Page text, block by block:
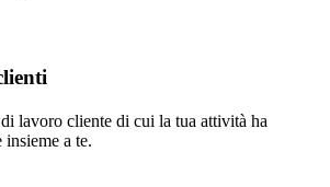
lavoro cliente di cui la tua attività ha
insieme a te.